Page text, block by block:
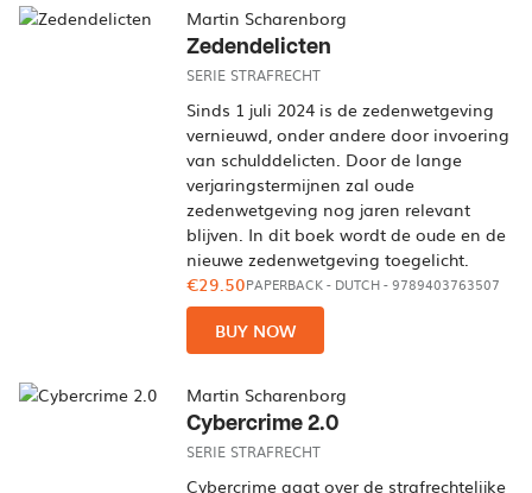
Martin Scharenborg
Zedendelicten
SERIE STRAFRECHT
Sinds 1 juli 2024 is de zedenwetgeving
vernieuwd, onder andere door invoering
van schulddelicten. Door de lange
verjaringstermijnen zal oude
zedenwetgeving nog jaren relevant
blijven. In dit boek wordt de oude en de
nieuwe zedenwetgeving toegelicht.
€29.50PAPERBACK- DUTCH- 9789403763507
BUY NOW
Martin Scharenborg
Cybercrime 2.0
SERIE STRAFRECHT
Cybercrime gaat over de strafrechtelijke